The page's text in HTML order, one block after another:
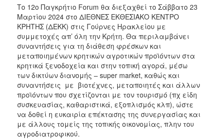
ΠΟΛΙΤΙΣΜΟΣ
ΑΝΘΕΚΤΙΚΗ
ΠΟΛΗ
Το 12ο Παγκρήτιο Forum θα διεξαχθεί το Σάββατο 23
Μαρτίου 2024 στο ΔΙΕΘΝΕΣ ΕΚΘΕΣΙΑΚΟ ΚΕΝΤΡΟ
ΚΡΗΤΗΣ (ΔΕΚΚ) στις Γούρνες Ηρακλείου με
συμμετοχές απ’ όλη την Κρήτη. Θα περιλαμβάνει
συναντήσεις για τη διάθεση φρέσκων και
μεταποιημένων κρητικών αγροτικών προϊόντων στα
κρητικά ξενοδοχεία και στην τοπική αγορά, μέσω
των δικτύων διανομής – super market, καθώς και
συναντήσεις με βιοτέχνες, μεταποιητές και άλλων
προϊόντων που σχετίζονται με τον τουρισμό (πχ είδη
συσκευασίας, καθαριστικά, εξοπλισμός κλπ), ώστε
να δοθεί η ευκαιρία επέκτασης της συνεργασίας και
με άλλους τομείς της τοπικής οικονομίας, πλην του
αγροδιατροφικού.